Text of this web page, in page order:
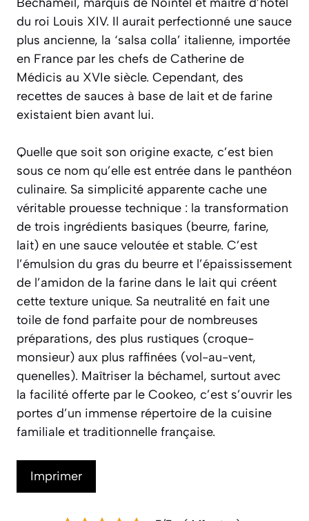
du roi Louis XIV. Il aurait perfectionné une sauce
plus ancienne, la ‘salsa colla’ italienne, importée
en France par les chefs de Catherine de
Médicis au XVIe siècle. Cependant, des
recettes de sauces à base de lait et de farine
existaient bien avant lui.
Quelle que soit son origine exacte, c’est bien
sous ce nom qu’elle est entrée dans le panthéon
culinaire. Sa simplicité apparente cache une
véritable prouesse technique : la transformation
de trois ingrédients basiques (beurre, farine,
lait) en une sauce veloutée et stable. C’est
l’émulsion du gras du beurre et l’épaississement
de l’amidon de la farine dans le lait qui créent
cette texture unique. Sa neutralité en fait une
toile de fond parfaite pour de nombreuses
préparations, des plus rustiques (croque-
monsieur) aux plus raffinées (vol-au-vent,
quenelles). Maîtriser la béchamel, surtout avec
la facilité offerte par le Cookeo, c’est s’ouvrir les
portes d’un immense répertoire de la cuisine
familiale et traditionnelle française.
Imprimer